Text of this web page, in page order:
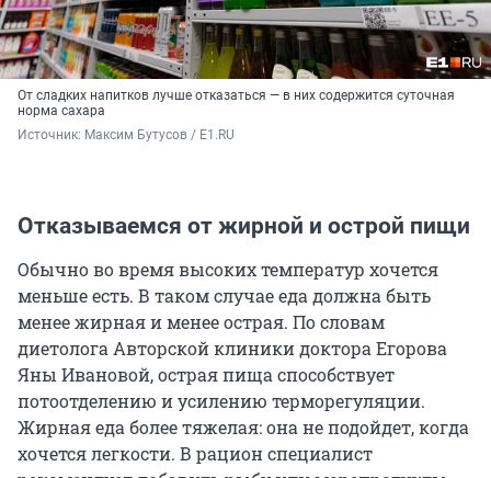
От сладких напитков лучше отказаться — в них содержится суточная
норма сахара
Источник: Максим Бутусов / E1.RU
Отказываемся от жирной и острой пищи
Обычно во время высоких температур хочется
меньше есть. В таком случае еда должна быть
менее жирная и менее острая. По словам
диетолога Авторской клиники доктора Егорова
Яны Ивановой, острая пища способствует
потоотделению и усилению терморегуляции.
Жирная еда более тяжелая: она не подойдет, когда
хочется легкости. В рацион специалист